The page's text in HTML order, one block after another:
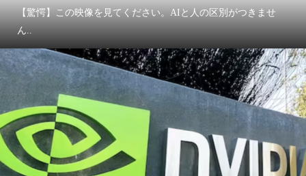
【驚愕】この映像を見てください。AIと人の区別がつきませ
ん..